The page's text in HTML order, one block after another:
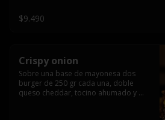
$9.490
Crispy onion
Sobre una base de mayonesa dos
burger de 250 gr cada una, doble
queso cheddar, tocino ahumado y